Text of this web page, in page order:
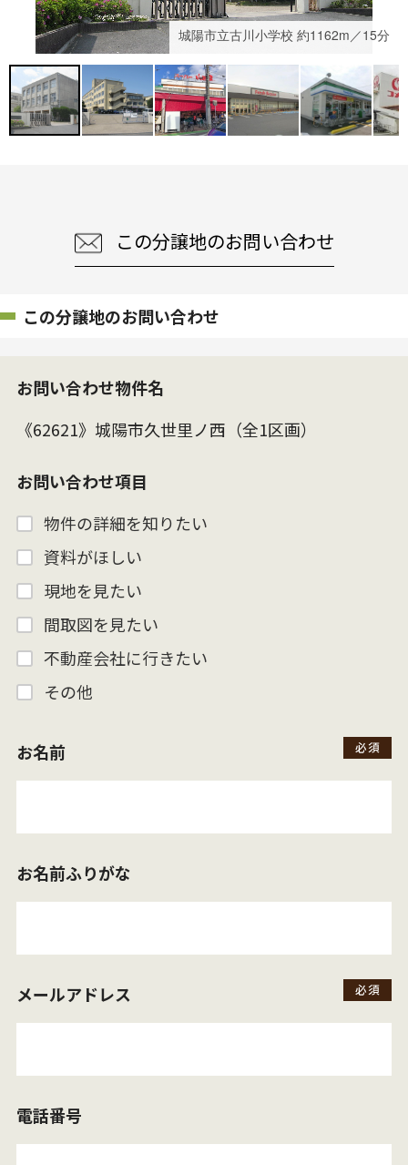
城陽市立古川小学校 約1162m／15分
この分譲地のお問い合わせ
この分譲地のお問い合わせ
お問い合わせ物件名
お問い合わせ項目
物件の詳細を知りたい
資料がほしい
現地を見たい
間取図を見たい
不動産会社に行きたい
その他
お名前
お名前ふりがな
メールアドレス
電話番号